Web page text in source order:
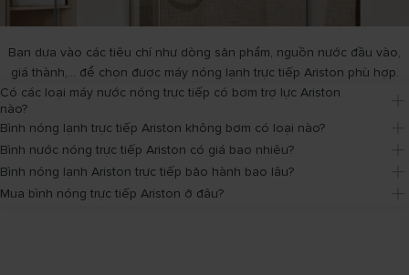
Bạn dựa vào các tiêu chí như dòng sản phẩm, nguồn nước đầu vào,
giá thành,... để chọn được máy nóng lạnh trực tiếp Ariston phù hợp.
Có các loại máy nước nóng trực tiếp có bơm trợ lực Ariston
nào?
Bình nóng lạnh trực tiếp Ariston không bơm có loại nào?
Bình nước nóng trực tiếp Ariston có giá bao nhiêu?
Bình nóng lạnh Ariston trực tiếp bảo hành bao lâu?
Mua bình nóng trực tiếp Ariston ở đâu?